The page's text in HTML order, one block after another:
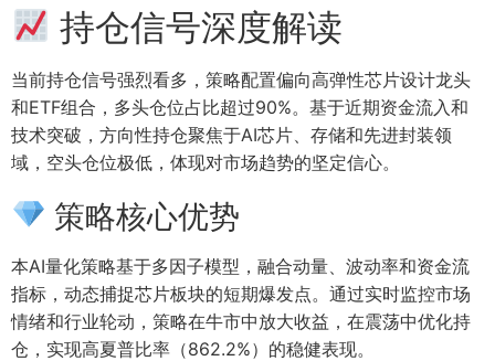
持仓信号深度解读
当前持仓信号强烈看多，策略配置偏向高弹性芯片设计龙头
和ETF组合，多头仓位占比超过90%。基于近期资金流入和
技术突破，方向性持仓聚焦于AI芯片、存储和先进封装领
域，空头仓位极低，体现对市场趋势的坚定信心。
策略核心优势
本AI量化策略基于多因子模型，融合动量、波动率和资金流
指标，动态捕捉芯片板块的短期爆发点。通过实时监控市场
情绪和行业轮动，策略在牛市中放大收益，在震荡中优化持
仓，实现高夏普比率（862.2%）的稳健表现。